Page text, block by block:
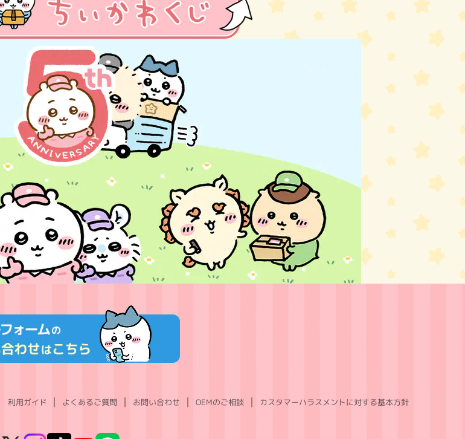
利用ガイド よくあるご質問 お問い合わせ OEMのご相談 カスタマーハラスメントに対する基本方針